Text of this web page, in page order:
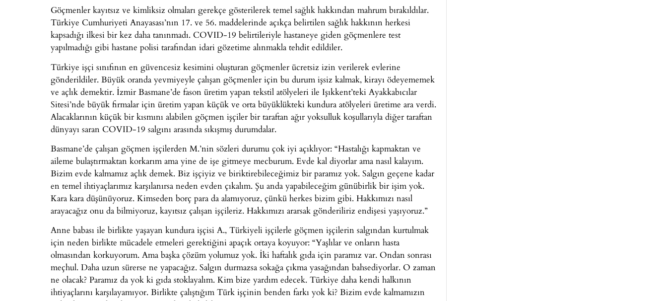
Göçmenler kayıtsız ve kimliksiz olmaları gerekçe gösterilerek temel sağlık hakkından mahrum bırakıldılar.
Türkiye Cumhuriyeti Anayasası’nın 17. ve 56. maddelerinde açıkça belirtilen sağlık hakkının herkesi
kapsadığı ilkesi bir kez daha tanınmadı. COVID-19 belirtileriyle hastaneye giden göçmenlere test
yapılmadığı gibi hastane polisi tarafından idari gözetime alınmakla tehdit edildiler.
Türkiye işçi sınıfının en güvencesiz kesimini oluşturan göçmenler ücretsiz izin verilerek evlerine
gönderildiler. Büyük oranda yevmiyeyle çalışan göçmenler için bu durum işsiz kalmak, kirayı ödeyememek
ve açlık demektir. İzmir Basmane’de fason üretim yapan tekstil atölyeleri ile Işıkkent’teki Ayakkabıcılar
Sitesi’nde büyük firmalar için üretim yapan küçük ve orta büyüklükteki kundura atölyeleri üretime ara verdi.
Alacaklarının küçük bir kısmını alabilen göçmen işçiler bir taraftan ağır yoksulluk koşullarıyla diğer taraftan
dünyayı saran COVID-19 salgını arasında sıkışmış durumdalar.
Basmane’de çalışan göçmen işçilerden M.’nin sözleri durumu çok iyi açıklıyor: “Hastalığı kapmaktan ve
aileme bulaştırmaktan korkarım ama yine de işe gitmeye mecburum. Evde kal diyorlar ama nasıl kalayım.
Bizim evde kalmamız açlık demek. Biz işçiyiz ve biriktirebileceğimiz bir paramız yok. Salgın geçene kadar
en temel ihtiyaçlarımız karşılanırsa neden evden çıkalım. Şu anda yapabileceğim günübirlik bir işim yok.
Kara kara düşünüyoruz. Kimseden borç para da alamıyoruz, çünkü herkes bizim gibi. Hakkımızı nasıl
arayacağız onu da bilmiyoruz, kayıtsız çalışan işçileriz. Hakkımızı ararsak gönderiliriz endişesi yaşıyoruz.”
Anne babası ile birlikte yaşayan kundura işçisi A., Türkiyeli işçilerle göçmen işçilerin salgından kurtulmak
için neden birlikte mücadele etmeleri gerektiğini apaçık ortaya koyuyor: “Yaşlılar ve onların hasta
olmasından korkuyorum. Ama başka çözüm yolumuz yok. İki haftalık gıda için paramız var. Ondan sonrası
meçhul. Daha uzun sürerse ne yapacağız. Salgın durmazsa sokağa çıkma yasağından bahsediyorlar. O zaman
ne olacak? Paramız da yok ki gıda stoklayalım. Kim bize yardım edecek. Türkiye daha kendi halkının
ihtiyaçlarını karşılayamıyor. Birlikte çalıştığım Türk işçinin benden farkı yok ki? Bizim evde kalmamızın